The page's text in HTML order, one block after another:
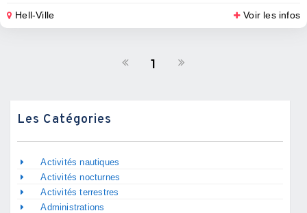
Hell-Ville Voir les infos
1
Les Catégories
Activités nautiques
Activités nocturnes
Activités terrestres
Administrations